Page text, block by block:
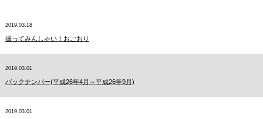
2019.03.18
撮ってみんしゃい！おごおり
2019.03.01
バックナンバー(平成26年4月～平成26年9月)
2019.03.01